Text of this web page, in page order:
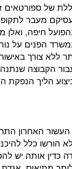
של
מעבר
חיפה, ואלן
הפנים על
ללא צורך
הקבוצה
הליך
העשור האחרון
כלל
כדין אותה יש